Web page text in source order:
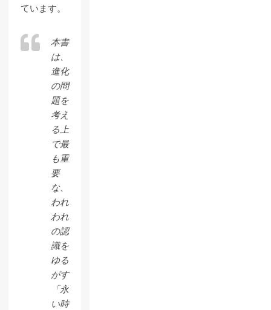
ています。
本書
は、
進化
の問
題を
考え
る上
で最
も重
要
な、
われ
われ
の認
識を
ゆる
がす
「永
い時